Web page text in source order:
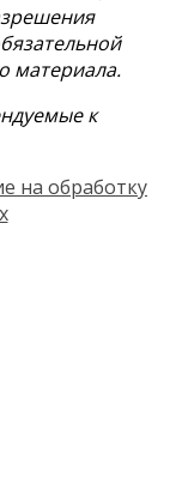
материала.
к
на обработку